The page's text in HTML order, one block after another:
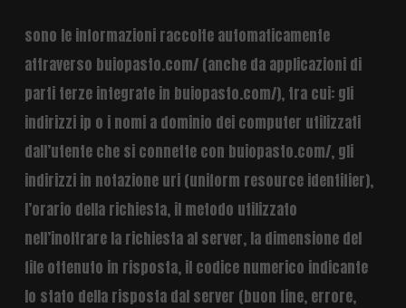
sono le informazioni raccolte automaticamente
attraverso buiopasto.com/ (anche da applicazioni di
parti terze integrate in buiopasto.com/), tra cui: gli
indirizzi ip o i nomi a dominio dei computer utilizzati
dall’utente che si connette con buiopasto.com/, gli
indirizzi in notazione uri (uniform resource identifier),
l’orario della richiesta, il metodo utilizzato
nell’inoltrare la richiesta al server, la dimensione del
file ottenuto in risposta, il codice numerico indicante
lo stato della risposta dal server (buon fine, errore,